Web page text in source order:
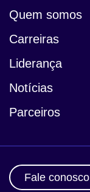
Quem somos
Carreiras
Liderança
Notícias
Parceiros
Fale conosco